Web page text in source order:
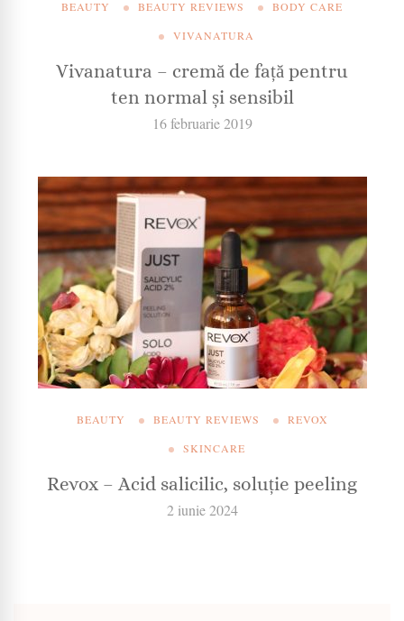
BEAUTY BEAUTY REVIEWS
BODY CARE
VIVANATURA
Vivanatura – cremă de față pentru
ten normal și sensibil
16 februarie 2019
BEAUTY BEAUTY REVIEWS
REVOX
SKINCARE
Revox – Acid salicilic, soluție peeling
2 iunie 2024